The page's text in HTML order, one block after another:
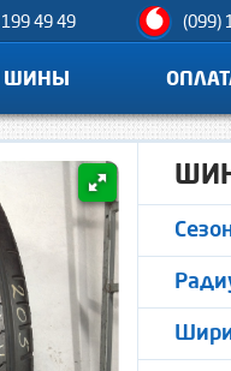
49 49 (099)
ШИНЫ